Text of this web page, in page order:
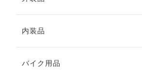
内装品
バイク用品